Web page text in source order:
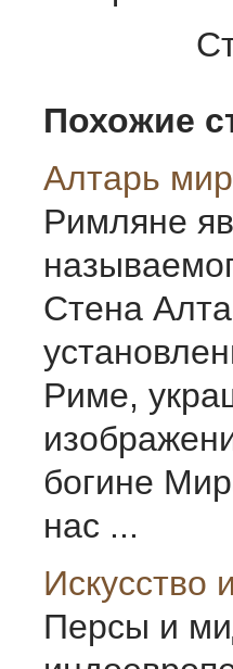
Похожие
Алтарь
Римляне
Стена
Риме,
богине
нас ...
Искусство
Персы и